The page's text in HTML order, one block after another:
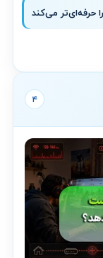
۴